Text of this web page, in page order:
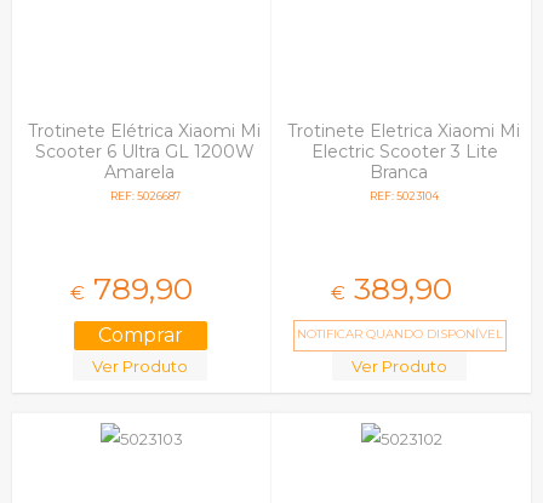
Trotinete Elétrica Xiaomi Mi
Scooter 6 Ultra GL 1200W
Amarela
REF: 5026687
€ 789,90
Ver Produto
Trotinete Eletrica Xiaomi Mi
Electric Scooter 3 Lite
Branca
REF: 5023104
€ 389,90
NOTIFICAR QUANDO DISPONÍVEL
Ver Produto